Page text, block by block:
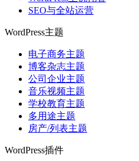
SEO与全站运营
WordPress主题
电子商务主题
博客杂志主题
公司企业主题
音乐视频主题
学校教育主题
多用途主题
房产/列表主题
WordPress插件